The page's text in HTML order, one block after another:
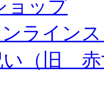
ョップ
ライン
（旧 赤